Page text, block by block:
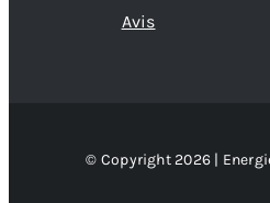
Avis
© Copyright 2026 |